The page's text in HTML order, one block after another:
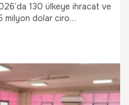
130 ülkeye ihracat ve
milyon dolar ciro